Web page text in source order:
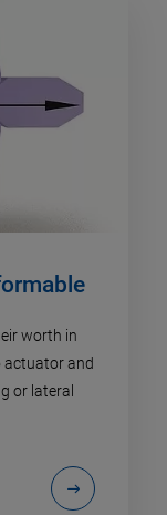
worth in
actuator and
or lateral